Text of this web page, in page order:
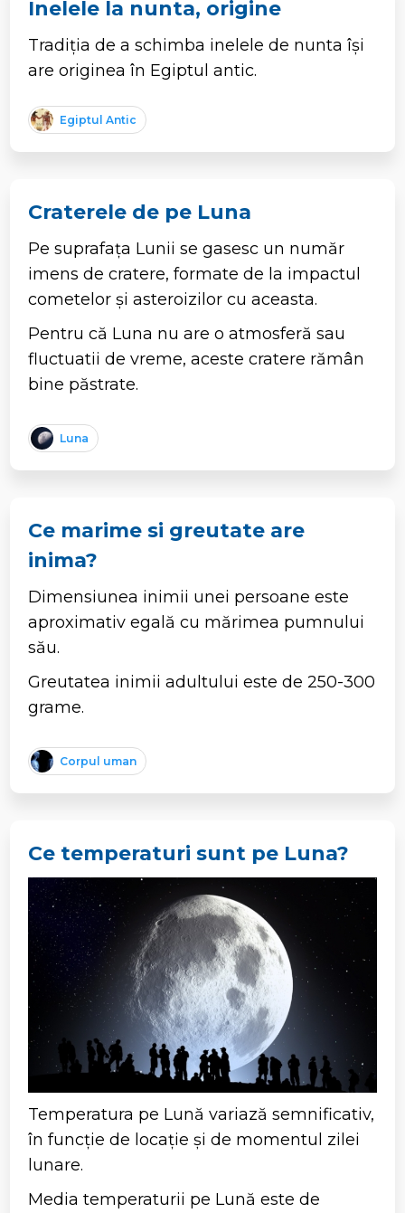
Inelele la nunta, origine
Tradiția de a schimba inelele de nunta își
are originea în Egiptul antic.
Egiptul Antic
Craterele de pe Luna
Pe suprafața Lunii se gasesc un număr
imens de cratere, formate de la impactul
cometelor și asteroizilor cu aceasta.
Pentru că Luna nu are o atmosferă sau
fluctuatii de vreme, aceste cratere rămân
bine păstrate.
Luna
Ce marime si greutate are
inima?
Dimensiunea inimii unei persoane este
aproximativ egală cu mărimea pumnului
său.
Greutatea inimii adultului este de 250-300
grame.
Corpul uman
Ce temperaturi sunt pe Luna?
Temperatura pe Lună variază semnificativ,
în funcție de locație și de momentul zilei
lunare.
Media temperaturii pe Lună este de